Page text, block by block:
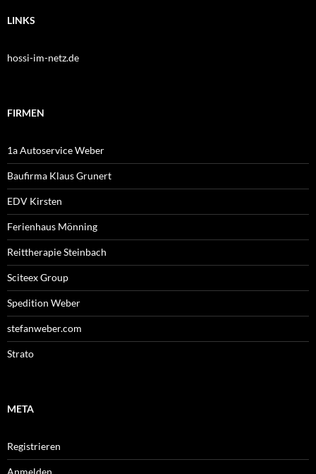
LINKS
hossi-im-netz.de
FIRMEN
1a Autoservice Weber
Baufirma Klaus Grunert
EDV Kirsten
Ferienhaus Mönning
Reittherapie Steinbach
Sciteex Group
Spedition Weber
stefanweber.com
Strato
META
Registrieren
Anmelden